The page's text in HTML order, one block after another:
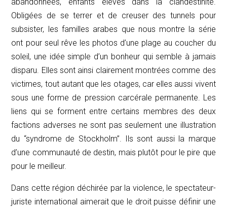
abandonnées, enfants élevés dans la clandestinité.
Obligées de se terrer et de creuser des tunnels pour
subsister, les familles arabes que nous montre la série
ont pour seul rêve les photos d’une plage au coucher du
soleil, une idée simple d’un bonheur qui semble à jamais
disparu. Elles sont ainsi clairement montrées comme des
victimes, tout autant que les otages, car elles aussi vivent
sous une forme de pression carcérale permanente. Les
liens qui se forment entre certains membres des deux
factions adverses ne sont pas seulement une illustration
du “syndrome de Stockholm”. Ils sont aussi la marque
d’une communauté de destin, mais plutôt pour le pire que
pour le meilleur.
Dans cette région déchirée par la violence, le spectateur-
juriste international aimerait que le droit puisse définir une